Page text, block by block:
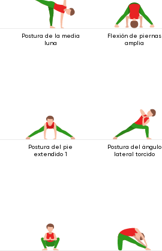
Postura de la media
luna
Flexión de piernas
amplia
Postura del pie
extendido 1
Postura del ángulo
lateral torcido